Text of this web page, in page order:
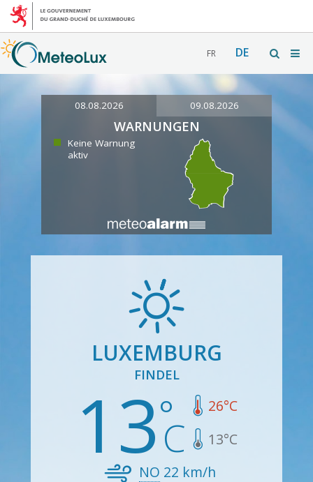
FR DE
08.08.2026 09.08.2026
WARNUNGEN
Keine Warnung
aktiv
LUXEMBURG
FINDEL
13 26°C
13°C
NO 22 km/h